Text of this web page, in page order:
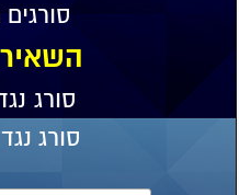
סורג
סורג